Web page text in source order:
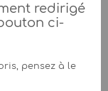
redirigé
ci-
pensez à le